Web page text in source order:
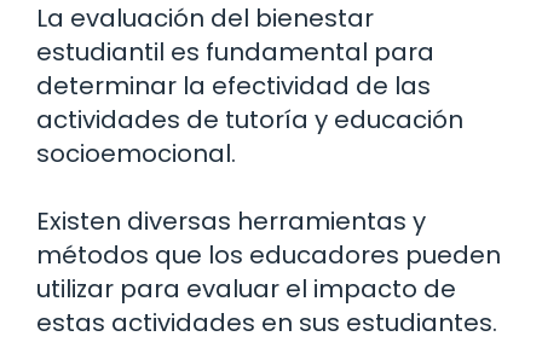
La evaluación del bienestar
estudiantil es fundamental para
determinar la efectividad de las
actividades de tutoría y educación
socioemocional.
Existen diversas herramientas y
métodos que los educadores pueden
utilizar para evaluar el impacto de
estas actividades en sus estudiantes.